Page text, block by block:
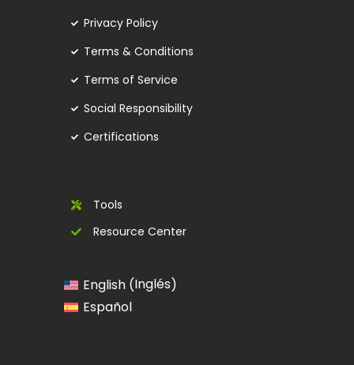
Privacy Policy
Terms & Conditions
Terms of Service
Social Responsibility
Certifications
Tools
Resource Center
English (Inglés)
Español